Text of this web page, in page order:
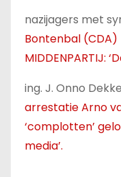
nazijagers met
Bontenbal
MIDDENPARTIJ:
ing. J. Onno
arrestatie Arno
‘complotten’
media’.